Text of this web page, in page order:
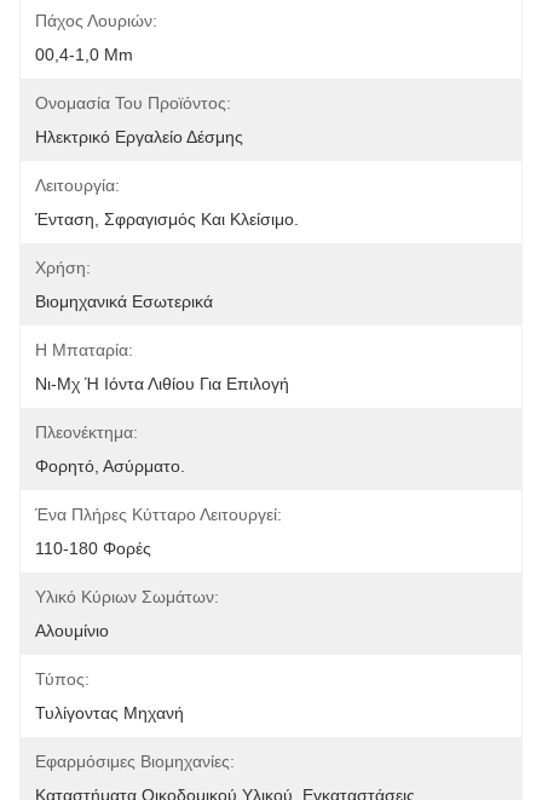
Πάχος Λουριών:
00,4-1,0 Mm
Ονομασία Του Προϊόντος:
Ηλεκτρικό Εργαλείο Δέσμης
Λειτουργία:
Ένταση, Σφραγισμός Και Κλείσιμο.
Χρήση:
Βιομηχανικά Εσωτερικά
Η Μπαταρία:
Νι-Μχ Ή Ιόντα Λιθίου Για Επιλογή
Πλεονέκτημα:
Φορητό, Ασύρματο.
Ένα Πλήρες Κύτταρο Λειτουργεί:
110-180 Φορές
Υλικό Κύριων Σωμάτων:
Αλουμίνιο
Τύπος:
Τυλίγοντας Μηχανή
Εφαρμόσιμες Βιομηχανίες:
Καταστήματα Οικοδομικού Υλικού, Εγκαταστάσεις